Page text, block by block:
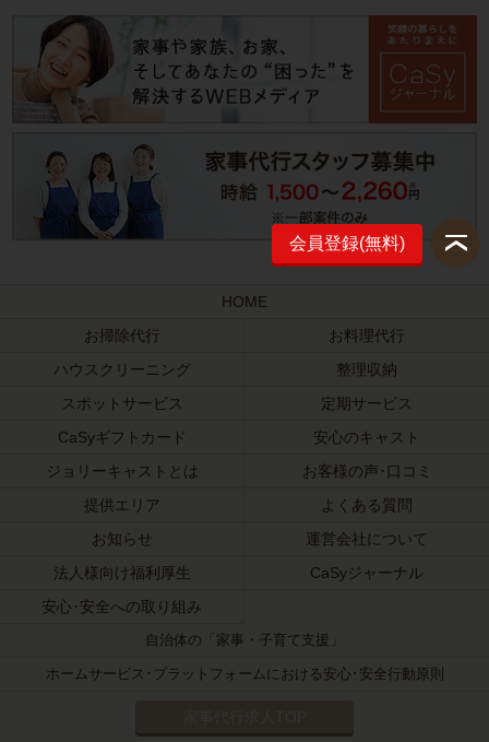
会員登録(無料)
HOME
お掃除代行
お料理代行
ハウスクリーニング
整理収納
スポットサービス
定期サービス
CaSyギフトカード
安心のキャスト
ジョリーキャストとは
お客様の声･口コミ
提供エリア
よくある質問
お知らせ
運営会社について
法人様向け福利厚生
CaSyジャーナル
安心･安全への取り組み
自治体の「家事・子育て支援」
ホームサービス･プラットフォームにおける安心･安全行動原則